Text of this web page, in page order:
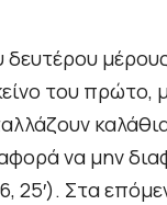
δευτέρου
του πρώτο,
να μην
25′). Στα